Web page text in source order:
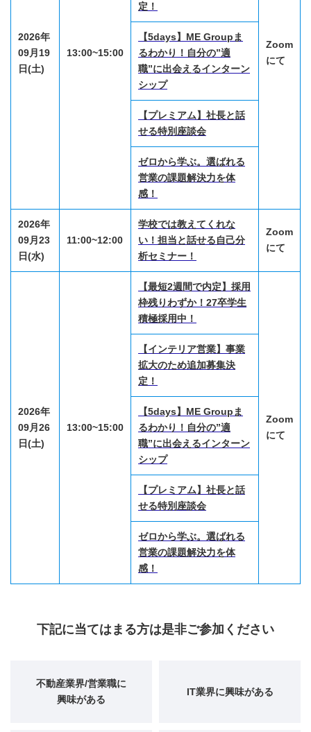
2026年
09月19
日(土)
13:00~15:00
Zoom
にて
定！
【5days】ME Groupま
るわかり！自分の”適
職”に出会えるインターン
シップ
【プレミアム】社長と話
せる特別座談会
ゼロから学ぶ。選ばれる
営業の課題解決力を体
感！
2026年
09月23
日(水)
11:00~12:00
学校では教えてくれな
い！担当と話せる自己分
析セミナー！
Zoom
にて
2026年
09月26
日(土)
13:00~15:00
【最短2週間で内定】採用
枠残りわずか！27卒学生
積極採用中！
Zoom
にて
【インテリア営業】事業
拡大のため追加募集決
定！
【5days】ME Groupま
るわかり！自分の”適
職”に出会えるインターン
シップ
【プレミアム】社長と話
せる特別座談会
ゼロから学ぶ。選ばれる
営業の課題解決力を体
感！
下記に当てはまる方は是非ご参加ください
不動産業界/営業職に
興味がある
IT業界に興味がある